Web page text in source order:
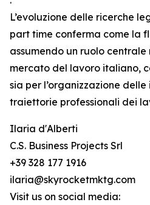
L’evoluzione delle ricerche
part time conferma come la
assumendo un ruolo
mercato del lavoro italiano,
sia per l’organizzazione delle
traiettorie professionali dei
Ilaria d'Alberti
C.S. Business Projects Srl
+39 328 177 1916
ilaria@skyrocketmktg.com
Visit us on social media: